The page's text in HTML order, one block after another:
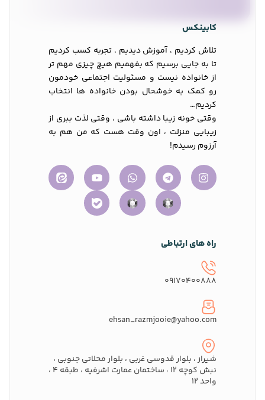
کابینکس
تلاش کردیم ، آموزش دیدیم ، تجربه کسب کردیم
تا به جایی برسیم که بفهمیم هیچ چیزی مهم تر
از خانواده نیست و مسئولیت اجتماعی خودمون
رو کمک به خوشحال بودن خانواده ها انتخاب
کردیم…
وقتی خونه زیبا داشته باشی ، وقتی لذت ببری از
زیبایی منزلت ، اون وقت هست که من هم به
آرزوم رسیدم!
راه های ارتباطی
09170400888
ehsan_razmjooie@yahoo.com
شیراز ، بلوار قدوسی غربی ، بلوار محلاتی جنوبی ،
نبش کوچه ۱۲ ، ساختمان عمارت اشرفیه ، طبقه ۴ ،
واحد ۱۲